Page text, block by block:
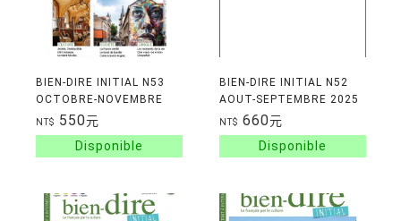
BIEN-DIRE INITIAL N53
OCTOBRE-NOVEMBRE
2025
NT$ 550元
BIEN-DIRE INITIAL N52
AOUT-SEPTEMBRE 2025
CD
NT$ 660元